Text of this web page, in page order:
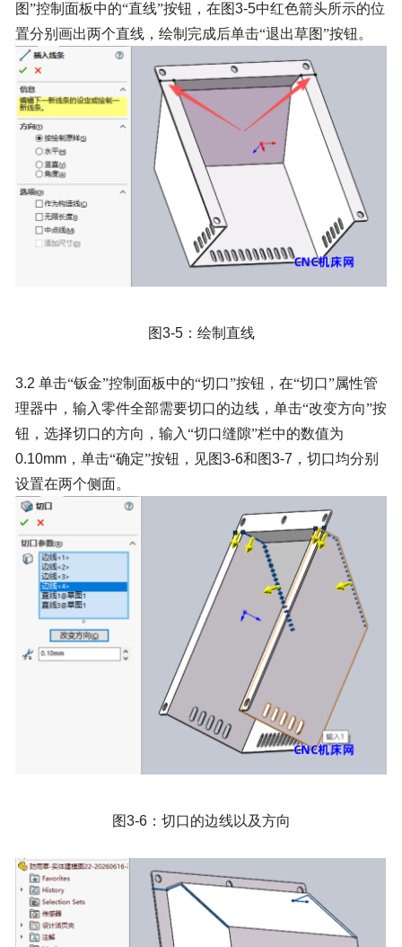
图”控制面板中的“直线”按钮，在图3-5中红色箭头所示的位
置分别画出两个直线，绘制完成后单击“退出草图”按钮。
图3-5：绘制直线
3.2 单击“钣金”控制面板中的“切口”按钮，在“切口”属性管
理器中，输入零件全部需要切口的边线，单击“改变方向”按
钮，选择切口的方向，输入“切口缝隙”栏中的数值为
0.10mm，单击“确定”按钮，见图3-6和图3-7 ，切口均分别
设置在两个侧面。
图3-6：切口的边线以及方向